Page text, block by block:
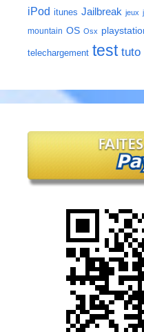
iPod itunes Jailbreak jeux
mountain OS Osx
telechargement test tuto